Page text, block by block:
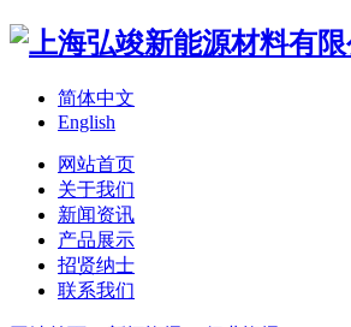
简体中文
English
网站首页
关于我们
新闻资讯
产品展示
招贤纳士
联系我们